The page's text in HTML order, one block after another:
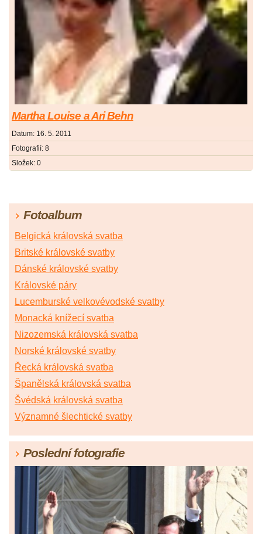
Martha Louise a Ari Behn
Datum: 16. 5. 2011
Fotografií: 8
Složek: 0
Fotoalbum
Belgická královská svatba
Britské královské svatby
Dánské královské svatby
Královské páry
Lucemburské velkovévodské svatby
Monacká knížecí svatba
Nizozemská královská svatba
Norské královské svatby
Řecká královská svatba
Španělská královská svatba
Švédská královská svatba
Významné šlechtické svatby
Poslední fotografie